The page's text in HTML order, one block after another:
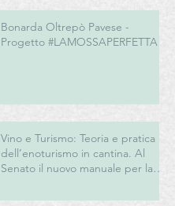
Bonarda Oltrepò Pavese -
Progetto #LAMOSSAPERFETTA
Vino e Turismo: Teoria e pratica
dell’enoturismo in cantina. Al
Senato il nuovo manuale per la
del vino italiano